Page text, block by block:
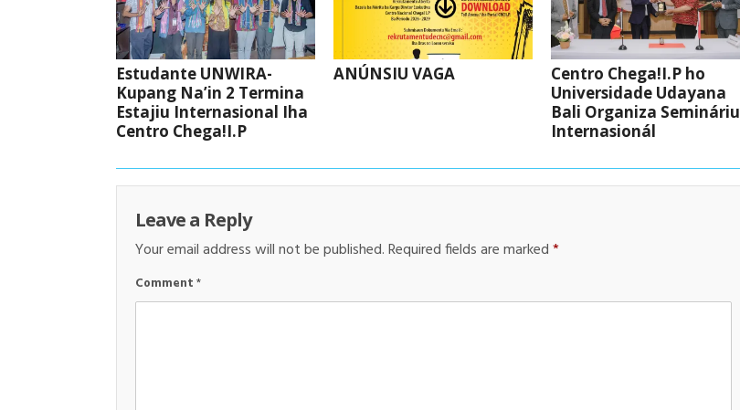
Estudante UNWIRA-
Kupang Na’in 2 Termina
Estajiu Internasional Iha
Centro Chega!I.P
ANÚNSIU VAGA
Centro Chega!I.P ho
Universidade Udayana
Bali Organiza Semináriu
Internasionál
Leave a Reply
Your email address will not be published.Required fields are marked*
Comment*